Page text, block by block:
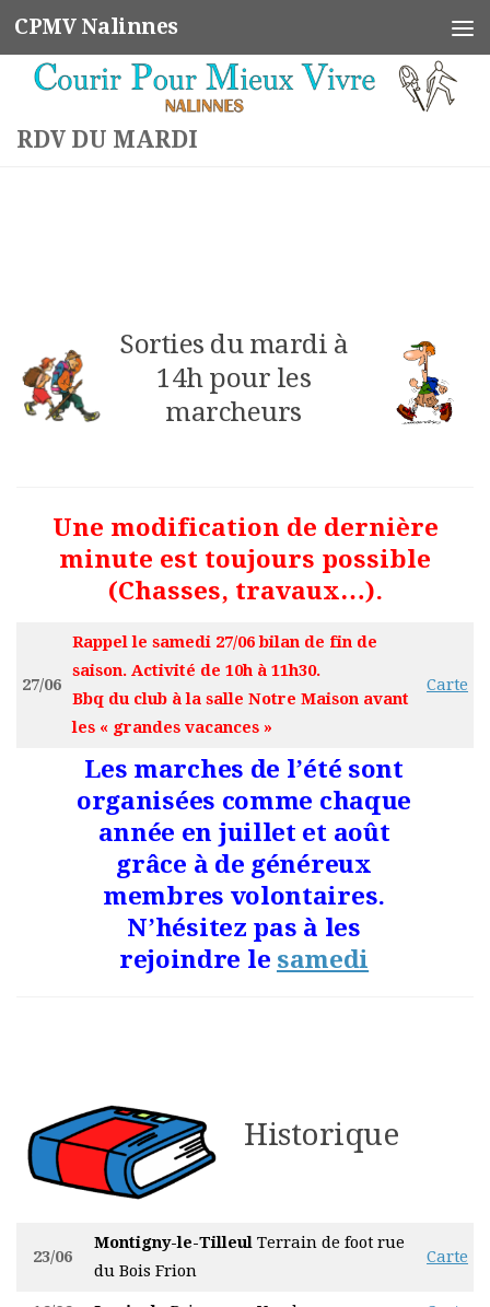
Skip to content
CPMV Nalinnes
RDV DU MARDI
Sorties du mardi à
14h pour les
marcheurs
Une modification de dernière
minute est toujours possible
(Chasses, travaux…).
27/06
Rappel le samedi 27/06 bilan de fin de
saison. Activité de 10h à 11h30.
Bbq du club à la salle Notre Maison avant
les « grandes vacances »
Carte
Les marches de l’été sont
organisées comme chaque
année en juillet et août
grâce à de généreux
membres volontaires.
N’hésitez pas à les
rejoindre le samedi
Historique
23/06
Montigny-le-Tilleul Terrain de foot rue
du Bois Frion
Carte